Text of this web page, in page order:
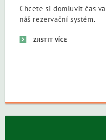
Chcete si domluvit čas
náš rezervační systém.
ZJISTIT VÍCE